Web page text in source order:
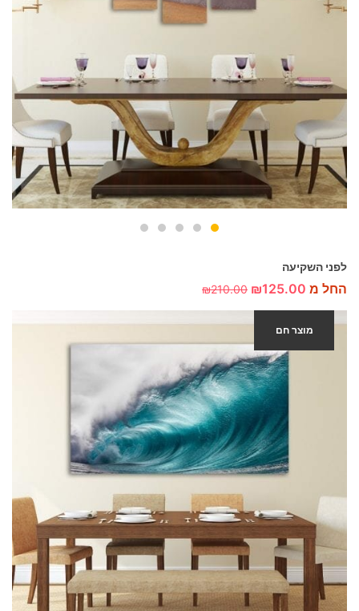
לפני השקיעה
החל מ ₪125.00
₪210.00
-40%מוצר חם